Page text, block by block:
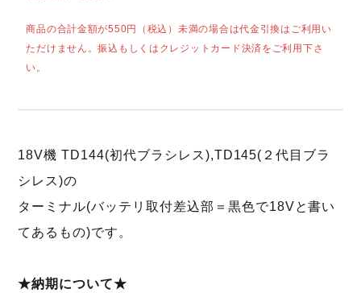
商品の合計金額が550円（税込）未満の場合は代金引換はご利用い
ただけません。振込もしくはクレジットカード決済をご利用下さ
い。
18V機 TD144(初代ブラシレス),TD145(２代目ブラ
シレス)の
ターミナル(バッテリ取付差込部＝黒色で18Vと書い
てあるもの)です。
★納期について★